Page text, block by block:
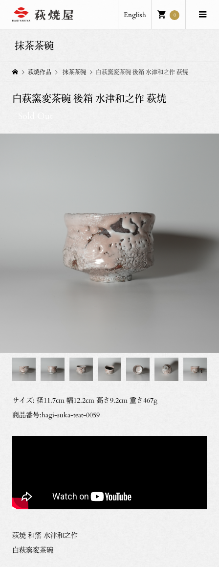
English 0
抹茶茶碗
萩焼作品 抹茶茶碗 白萩窯変茶碗 後箱 水津和之作 萩焼
白萩窯変茶碗 後箱 水津和之作 萩焼
サイズ: 径11.7cm 幅12.2cm 高さ9.2cm 重さ467g
商品番号:hagi-suka-teat-0059
萩焼 和窯 水津和之作
白萩窯変茶碗